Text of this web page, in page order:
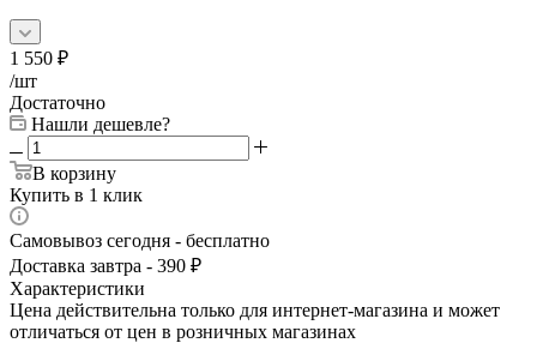
1 550 ₽
/шт
Достаточно
Нашли дешевле?
В корзину
Купить в 1 клик
Самовывоз сегодня - бесплатно
Доставка завтра - 390 ₽
Характеристики
Цена действительна только для интернет-магазина и может
отличаться от цен в розничных магазинах